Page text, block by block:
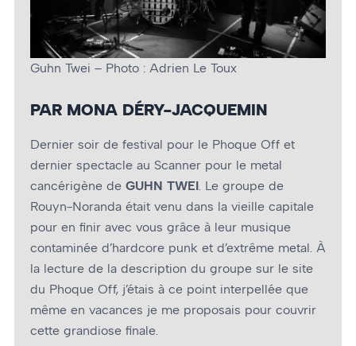
Guhn Twei – Photo : Adrien Le Toux
PAR MONA DÉRY-JACQUEMIN
Dernier soir de festival pour le Phoque Off et
dernier spectacle au Scanner pour le metal
cancérigène de GUHN TWEI. Le groupe de
Rouyn-Noranda était venu dans la vieille capitale
pour en finir avec vous grâce à leur musique
contaminée d’hardcore punk et d’extrême metal. À
la lecture de la description du groupe sur le site
du Phoque Off, j’étais à ce point interpellée que
même en vacances je me proposais pour couvrir
cette grandiose finale.